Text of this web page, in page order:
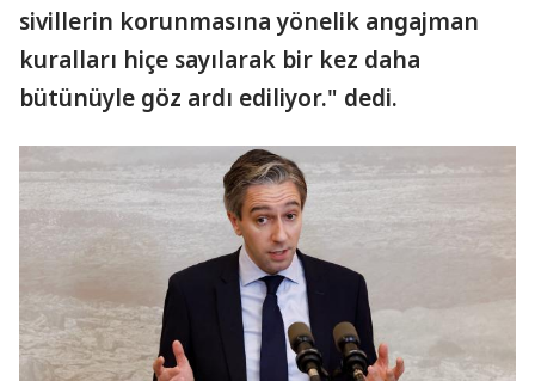
sivillerin korunmasına yönelik angajman
kuralları hiçe sayılarak bir kez daha
bütünüyle göz ardı ediliyor." dedi.